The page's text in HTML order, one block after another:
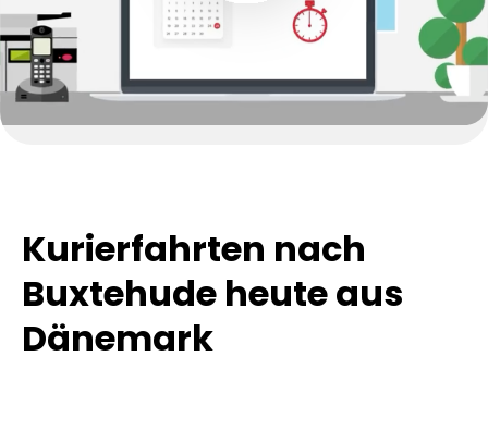
Kurierfahrten nach
Buxtehude heute aus
Dänemark